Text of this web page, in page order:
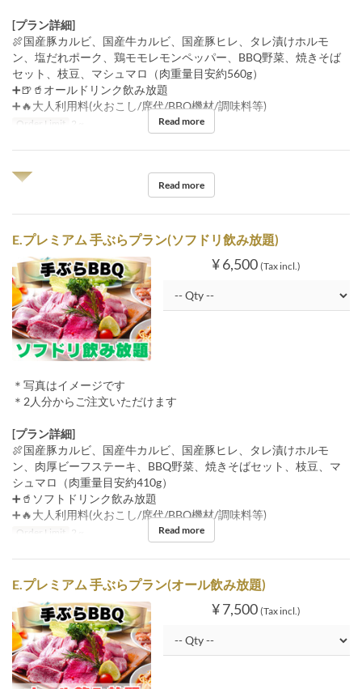
[プラン詳細]
🍖国産豚カルビ、国産牛カルビ、国産豚ヒレ、タレ漬けホルモ
ン、塩だれポーク、鶏モモレモンペッパー、BBQ野菜、焼きそば
セット、枝豆、マシュマロ（肉重量目安約560g）
➕🍺🥤オールドリンク飲み放題
➕🔥大人利用料(火おこし/席代/BBQ機材/調味料等)
Order Limit 2 ~ Read more
◥◤
Read more
E.プレミアム 手ぶらプラン(ソフドリ飲み放題)
¥ 6,500 (Tax incl.)
＊写真はイメージです
＊2人分からご注文いただけます
[プラン詳細]
🍖国産豚カルビ、国産牛カルビ、国産豚ヒレ、タレ漬けホルモ
ン、肉厚ビーフステーキ、BBQ野菜、焼きそばセット、枝豆、マ
シュマロ（肉重量目安約410g）
➕🥤ソフトドリンク飲み放題
➕🔥大人利用料(火おこし/席代/BBQ機材/調味料等)
Order Limit 2 ~ Read more
E.プレミアム 手ぶらプラン(オール飲み放題)
¥ 7,500 (Tax incl.)